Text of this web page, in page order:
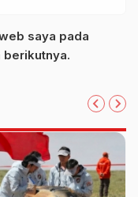
saya pada
berikutnya.